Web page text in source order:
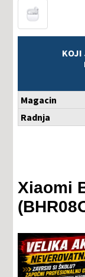
KOJI
Magacin
Radnja
Xiaomi